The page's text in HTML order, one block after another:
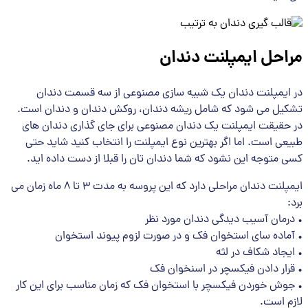
مراحل ایمپلنت دندان
در ایمپلنت دندان یک شبیه سازی مصنوعی از سه قسمت دندان
تشکیل می شود که شامل ریشه دندان، روکش دندان و دندان است.
در حقیقت ایمپلنت یک دندان مصنوعی برای جای گذاری دندان های
طبیعی است. اما اگر بهترین نوع ایمپلنت را انتخاب کنید شاید حتی
کسی متوجه این نشود که شما دندان تان را قبلا از دست داده اید.
ایمپلنت دندان مراحلی دارد که این پروسه به مدت 3 تا 8 ماه زمان می
برد:
• درمان آسیب دیدگی دندان مورد نظر
• آماده سای استخوان فک و در صورت لزوم پیوند استخوان
• ایجاد شکاف در لثه
• قرار دادن فیکسچر در اسنخوان فک
• جوش خوردن فیکسچر با استخوان فک که زمان مناسب برای این کار
لازم است.